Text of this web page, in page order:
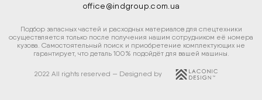
office@indgroup.com.ua
Подбор запасных частей и расходных материалов для спецтехники
осуществляется только после получения нашим сотрудником её номера
кузова. Самостоятельный поиск и приобретение комплектующих не
гарантирует, что деталь 100% подойдёт для вашей машины.
2022 All rights reserved — Designed by